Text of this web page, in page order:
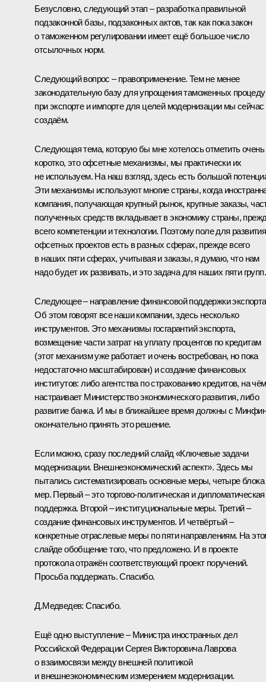
Безусловно, следующий этап – разработка правильной
подзаконной базы, подзаконных актов, так как пока закон
о таможенном регулировании имеет ещё большое число
отсылочных норм.
Следующий вопрос – правоприменение. Тем не менее
законодательную базу для упрощения таможенных
при экспорте и импорте для целей модернизации мы сейчас
создаём.
Следующая тема, которую бы мне хотелось отметить очень
коротко, это офсетные механизмы, мы практически их
не используем. На наш взгляд, здесь есть большой
Эти механизмы используют многие страны, когда
компания, получающая крупный рынок, крупные заказы,
полученных средств вкладывает в экономику страны,
всего компетенции и технологии. Поэтому поле для развития
офсетных проектов есть в разных сферах, прежде всего
в наших пяти сферах, учитывая и заказы, я думаю, что нам
надо будет их развивать, и это задача для наших пяти групп.
Следующее – направление финансовой поддержки
Об этом говорят все наши компании, здесь несколько
инструментов. Это механизмы госгарантий экспорта,
возмещение части затрат на уплату процентов по кредитам
(этот механизм уже работает и очень востребован, но пока
недостаточно масштабирован) и создание финансовых
институтов: либо агентства по страхованию кредитов, на чём
настраивает Министерство экономического развития, либо
развитие банка. И мы в ближайшее время должны с
окончательно принять это решение.
Если можно, сразу последний слайд «Ключевые задачи
модернизации. Внешнеэкономический аспект». Здесь мы
пытались систематизировать основные меры, четыре блока
мер. Первый – это торгово-политическая и дипломатическая
поддержка. Второй – институциональные меры. Третий –
создание финансовых инструментов. И четвёртый –
конкретные отраслевые меры по пяти направлениям. На
слайде обобщение того, что предложено. И в проекте
протокола отражён соответствующий проект поручений.
Просьба поддержать. Спасибо.
Д.Медведев: Спасибо.
Ещё одно выступление – Министра иностранных дел
Российской Федерации Сергея Викторовича Лаврова
о взаимосвязи между внешней политикой
и внешнеэкономическим измерением модернизации.